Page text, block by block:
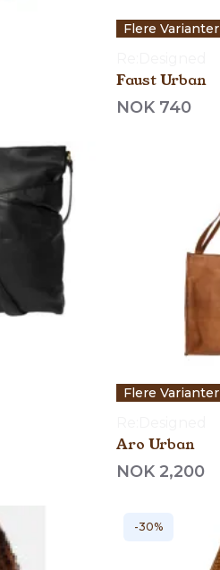
Flere Varianter
Faust Urban
NOK 740
Flere Varianter
Aro Urban
NOK 2,200
-30%